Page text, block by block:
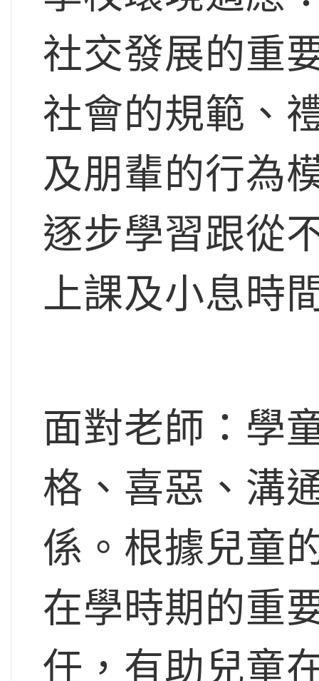
社交發展的重
社會的規範、
及朋輩的行為
逐步學習跟從
上課及小息時
面對老師：學
格、喜惡、溝
係。根據兒童
在學時期的重
任，有助兒童